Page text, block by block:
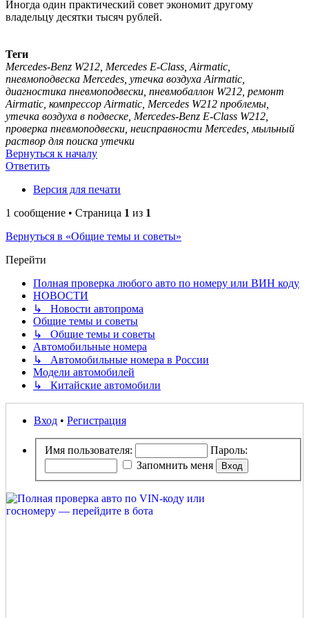
Иногда один практический совет экономит другому
владельцу десятки тысяч рублей.
Теги
Mercedes-Benz W212, Mercedes E-Class, Airmatic,
пневмоподвеска Mercedes, утечка воздуха Airmatic,
диагностика пневмоподвески, пневмобаллон W212, ремонт
Airmatic, компрессор Airmatic, Mercedes W212 проблемы,
утечка воздуха в подвеске, Mercedes-Benz E-Class W212,
проверка пневмоподвески, неисправности Mercedes, мыльный
раствор для поиска утечки
Вернуться к началу
Ответить
Версия для печати
1 сообщение • Страница 1 из 1
Вернуться в «Общие темы и советы»
Перейти
Полная проверка любого авто по номеру или ВИН коду
НОВОСТИ
↳ Новости автопрома
Общие темы и советы
↳ Общие темы и советы
Автомобильные номера
↳ Автомобильные номера в России
Модели автомобилей
↳ Китайские автомобили
Вход • Регистрация
Имя пользователя:
Пароль:
Запомнить меня